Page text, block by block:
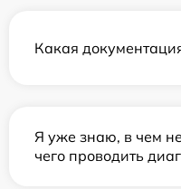
Какая
Я уже знаю, в чем
чего проводить